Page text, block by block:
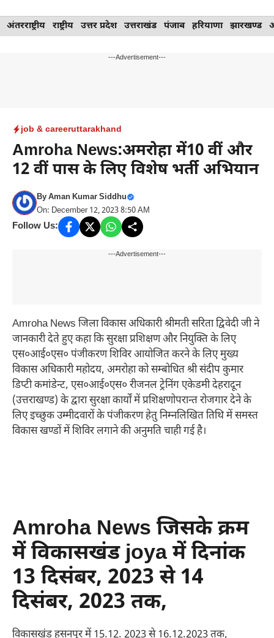
Skip
to
अंतरराष्ट्रीय राष्ट्रीय उत्तर प्रदेश उत्तराखंड पंजाब हरियाणा झारखण्ड
---Advertisement---
job & careeruttarakhand
Amroha News:अमरोहा में10 वीं और
12 वीं पास के लिए विशेष भर्ती अभियान
ByAman Kumar Siddhu
On: December 12, 2023 8:50 AM
Follow Us:
---Advertisement---
Amroha News जिला विकास अधिकारी श्रीमती सरिता द्विवेदी जी ने
जानकारी देते हुए कहा कि सुरक्षा प्रशिक्षण और नियुक्ति के लिए
एस०आई०एस० पंजीकरण शिविर आयोजित करने के लिए मुख्य
विकास अधिकारी महोदय, अमरोहा को सम्बोधित श्री संदीप कुमार
डिप्टी कमांडेन्ट, एस०आई०एस० रीजनल ट्रेनिंग एकेडमी देहरादून
(उत्तराखण्ड) के द्वारा सुरक्षा कार्यों में प्रशिक्षणोपरान्त रोजगार देने के
लिए इच्छुक उम्मीदवारों के पंजीकरण हेतु निम्नलिखित तिथि में समस्त
विकास खण्डों में शिविर लगाने की अनुमति चाही गई है।
Amroha News जिसके क्रम
में विकासखंड joya में दिनांक
13 दिसंबर, 2023 से 14
दिसंबर, 2023 तक,
विकासखंड हसनपुर में 15.12. 2023 से 16.12.2023 तक,